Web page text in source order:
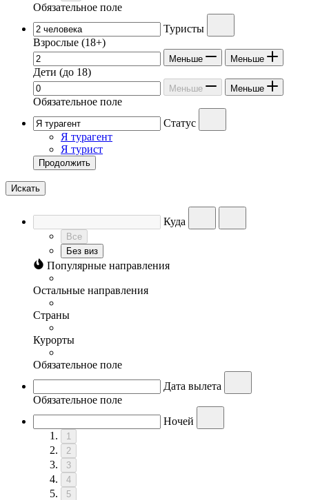
Обязательное поле
Туристы
Взрослые (18+)
Меньше Меньше
Дети (до 18)
Меньше Меньше
Обязательное поле
Статус
Я турагент
Я турист
Продолжить
Искать
Куда
Все
Без виз
Популярные направления
Остальные направления
Страны
Курорты
Обязательное поле
Дата вылета
Обязательное поле
Ночей
1
2
3
4
5